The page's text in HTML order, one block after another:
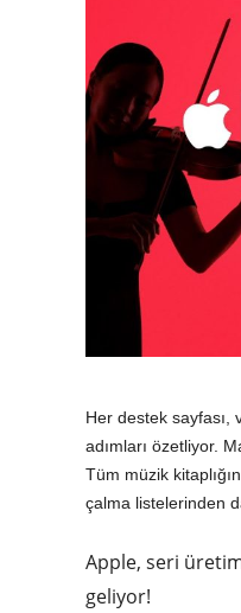
Her destek sayfası,
adımları özetliyor.
Tüm müzik
çalma listelerinden
Apple, seri
geliyor!